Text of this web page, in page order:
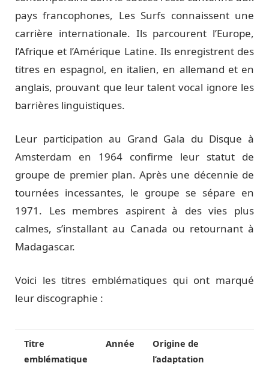
pays francophones, Les Surfs connaissent une
carrière internationale. Ils parcourent l’Europe,
l’Afrique et l’Amérique Latine. Ils enregistrent des
titres en espagnol, en italien, en allemand et en
anglais, prouvant que leur talent vocal ignore les
barrières linguistiques.
Leur participation au Grand Gala du Disque à
Amsterdam en 1964 confirme leur statut de
groupe de premier plan. Après une décennie de
tournées incessantes, le groupe se sépare en
1971. Les membres aspirent à des vies plus
calmes, s’installant au Canada ou retournant à
Madagascar.
Voici les titres emblématiques qui ont marqué
leur discographie :
Titre
emblématique
Année
Origine de
l’adaptation